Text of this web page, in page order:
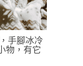
手腳冰冷
物，有它